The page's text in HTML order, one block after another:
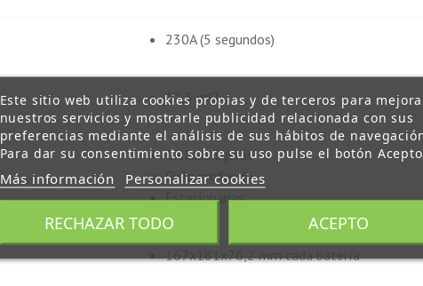
230A (5 segundos)
12,5 mΩ
Cíclicas ligeras
Ciclo profundo
Estacionarias
167x181x76,2 mm cada batería
Este sitio web utiliza cookies propias y de terceros para
nuestros servicios y mostrarle publicidad relacionada con sus
preferencias mediante el análisis de sus hábitos de
Para dar su consentimiento sobre su uso pulse el botón
Más información Personalizar cookies
RECHAZAR TODO ACEPTO